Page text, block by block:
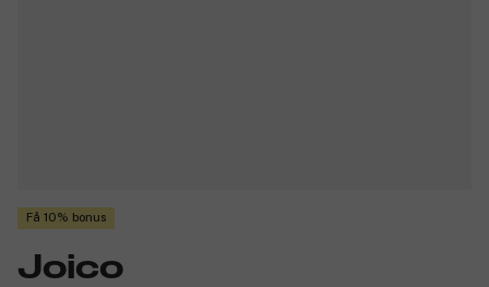
Få 10% bonus
Joico